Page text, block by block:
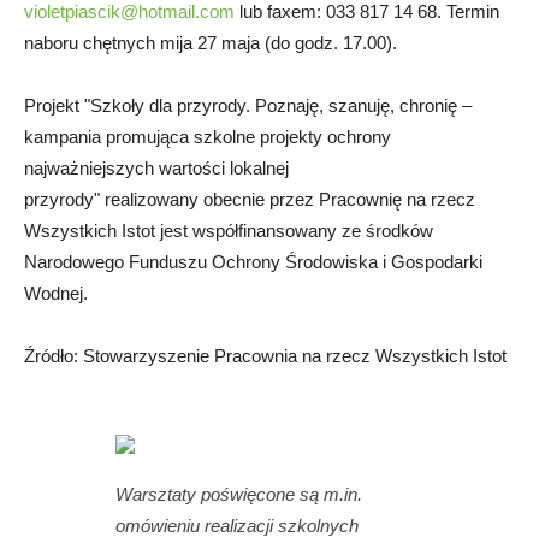
violetpiascik@hotmail.com lub faxem: 033 817 14 68. Termin
naboru chętnych mija 27 maja (do godz. 17.00).
Projekt "Szkoły dla przyrody. Poznaję, szanuję, chronię –
kampania promująca szkolne projekty ochrony
najważniejszych wartości lokalnej
przyrody" realizowany obecnie przez Pracownię na rzecz
Wszystkich Istot jest współfinansowany ze środków
Narodowego Funduszu Ochrony Środowiska i Gospodarki
Wodnej.
Źródło: Stowarzyszenie Pracownia na rzecz Wszystkich Istot
Warsztaty poświęcone są m.in.
omówieniu realizacji szkolnych